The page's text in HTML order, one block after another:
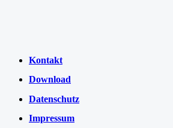
Kontakt
Download
Datenschutz
Impressum